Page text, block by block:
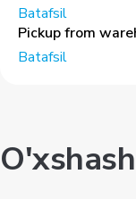
Batafsil
Pickup from
Batafsil